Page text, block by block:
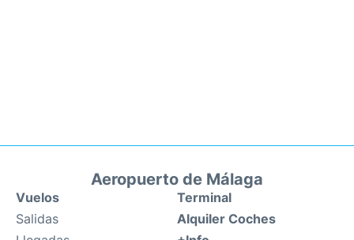
Aeropuerto de Málaga
Vuelos
Salidas
Terminal
Alquiler Coches